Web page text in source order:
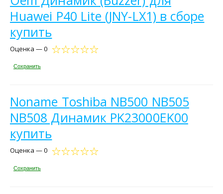
Huawei P40 Lite (JNY-LX1) в сборе
купить
Оценка — 0
Сохранить
Noname Toshiba NB500 NB505
NB508 Динамик PK23000EK00
купить
Оценка — 0
Сохранить